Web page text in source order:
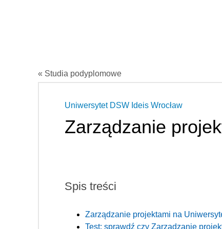
« Studia podyplomowe
Uniwersytet DSW Ideis Wrocław
Zarządzanie
Spis treści
Zarządzanie projektami na
Test: sprawdź czy Zarządzanie